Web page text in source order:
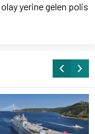
yerine gelen polis